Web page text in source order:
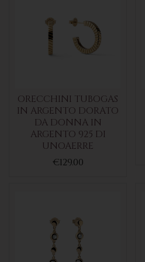
ORECCHINI TUBOGAS
IN ARGENTO DORATO
DA DONNA IN
ARGENTO 925 DI
UNOAERRE
€129.00